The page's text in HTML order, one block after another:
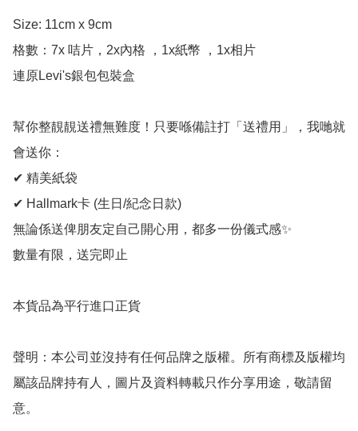
Size: 11cm x 9cm
格數：7x 咭片，2x內格 ，1x紙幣 ，1x相片
連原Levi's銀包包裝盒
幫你整靚靚送禮無難度！只要喺備註打「送禮用」，我哋就
會送你：
✔ 精美紙袋
✔ Hallmark卡 (生日/紀念日款)
無論係送俾朋友定自己開心用，都多一份儀式感✨
數量有限，送完即止
本貨品為平行進口正貨
聲明：本公司並沒持有任何品牌之版權。所有商標及版權均
屬該品牌持有人，圖片及資料轉載只作分享用途，敬請留
意。